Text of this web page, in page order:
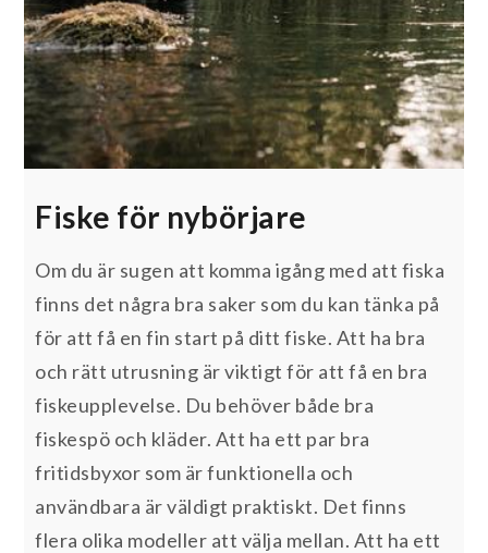
Fiske för nybörjare
Om du är sugen att komma igång med att fiska
finns det några bra saker som du kan tänka på
för att få en fin start på ditt fiske. Att ha bra
och rätt utrusning är viktigt för att få en bra
fiskeupplevelse. Du behöver både bra
fiskespö och kläder. Att ha ett par bra
fritidsbyxor som är funktionella och
användbara är väldigt praktiskt. Det finns
flera olika modeller att välja mellan. Att ha ett